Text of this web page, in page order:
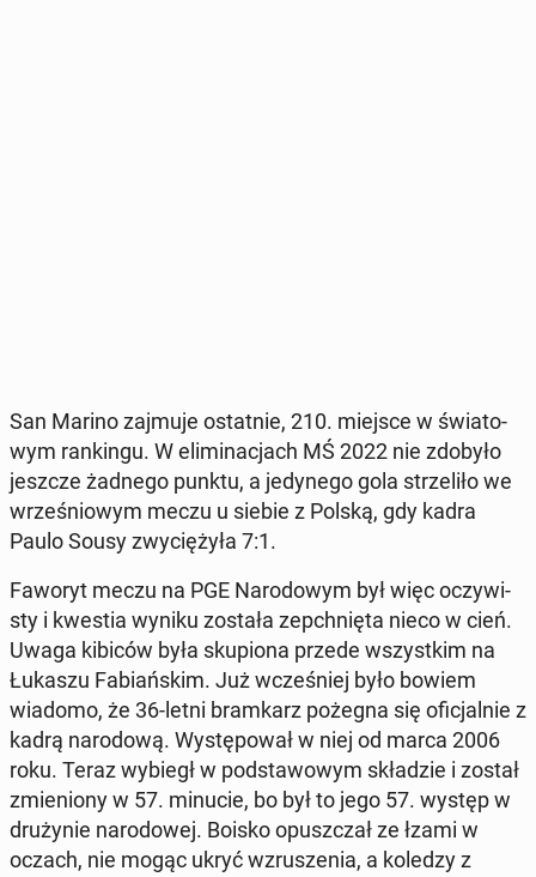
San Marino zajmuje ostat­nie, 210. miejsce w świa­to­
wym ran­kin­gu. W eli­mi­na­cjach MŚ 2022 nie zdobyło
jeszcze żadnego punktu, a je­dy­ne­go gola strze­li­ło we
wrze­śnio­wym meczu u siebie z Polską, gdy kadra
Paulo Sousy zwy­cię­ży­ła 7:1.
Faworyt meczu na PGE Na­ro­do­wym był więc oczy­wi­
sty i kwestia wyniku została ze­pchnię­ta nieco w cień.
Uwaga kibiców była sku­pio­na przede wszyst­kim na
Łukaszu Fa­biań­skim. Już wcze­śniej było bowiem
wiadomo, że 36-letni bram­karz pożegna się ofi­cjal­nie z
kadrą na­ro­do­wą. Wy­stę­po­wał w niej od marca 2006
roku. Teraz wybiegł w pod­sta­wo­wym skła­dzie i został
zmie­nio­ny w 57. minucie, bo był to jego 57. występ w
dru­ży­nie na­ro­do­wej. Boisko opusz­czał ze łzami w
oczach, nie mogąc ukryć wzru­sze­nia, a koledzy z